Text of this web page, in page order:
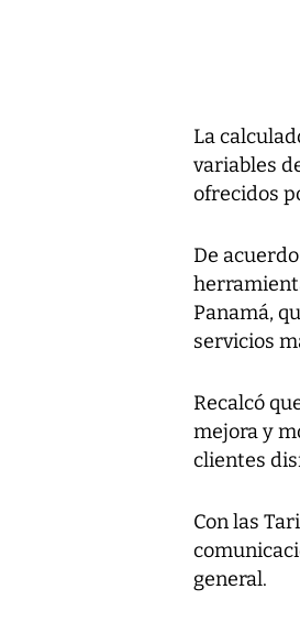
La
variables
ofrecidos
De
Panamá,
servicios
Recalcó
mejora y
clientes
Con las
general.